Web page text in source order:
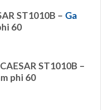
ST1010B – Ga
60
ST1010B –
phi 60